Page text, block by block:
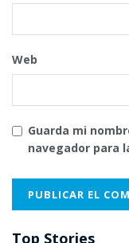
Web
Guarda mi
navegador para
Top Stories